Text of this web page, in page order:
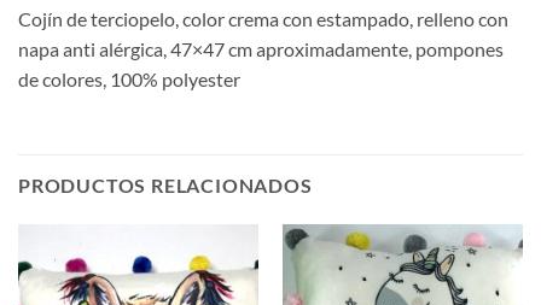
Cojín de terciopelo, color crema con estampado, relleno con
napa anti alérgica, 47×47 cm aproximadamente, pompones
de colores, 100% polyester
PRODUCTOS RELACIONADOS